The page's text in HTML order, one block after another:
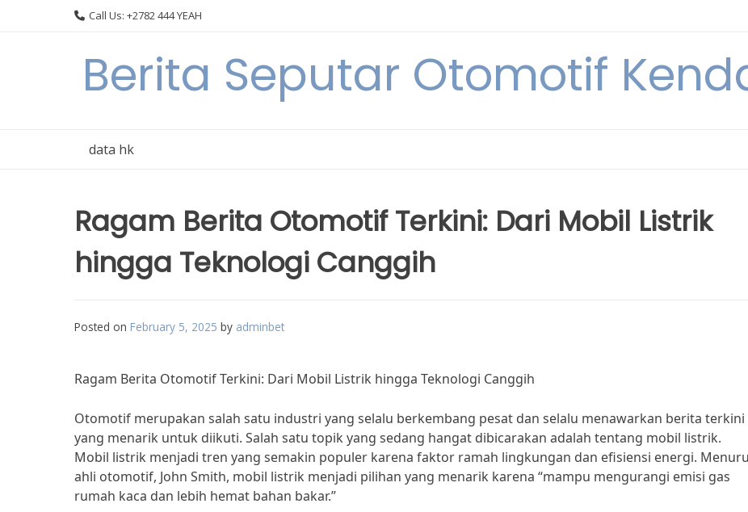
Call Us: +2782 444 YEAH
Berita Seputar Otomotif
data hk
Ragam Berita Otomotif Terkini: Dari Mobil Listrik
hingga Teknologi Canggih
Posted on February 5, 2025 by adminbet
Ragam Berita Otomotif Terkini: Dari Mobil Listrik hingga Teknologi Canggih
Otomotif merupakan salah satu industri yang selalu berkembang pesat dan selalu menawarkan berita terkini
yang menarik untuk diikuti. Salah satu topik yang sedang hangat dibicarakan adalah tentang mobil listrik.
Mobil listrik menjadi tren yang semakin populer karena faktor ramah lingkungan dan efisiensi energi.
ahli otomotif, John Smith, mobil listrik menjadi pilihan yang menarik karena “mampu mengurangi emisi gas
rumah kaca dan lebih hemat bahan bakar.”